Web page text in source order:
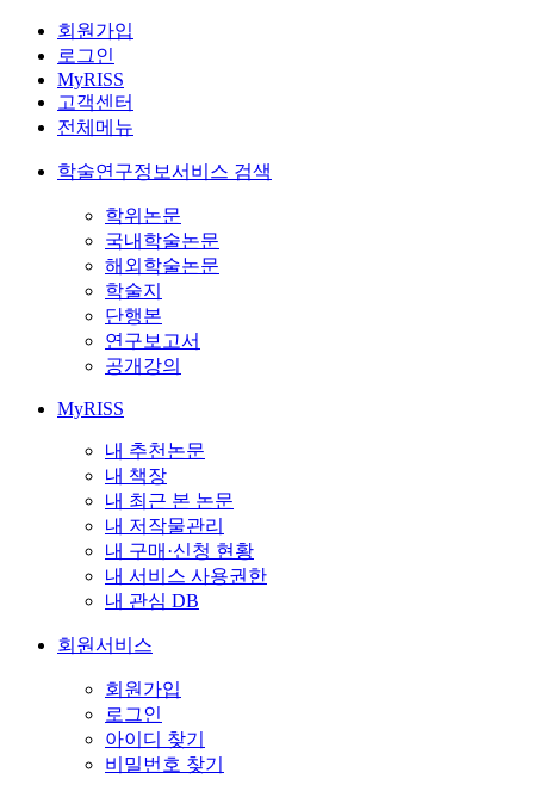
회원가입
로그인
MyRISS
고객센터
전체메뉴
학술연구정보서비스 검색
학위논문
국내학술논문
해외학술논문
학술지
단행본
연구보고서
공개강의
MyRISS
내 추천논문
내 책장
내 최근 본 논문
내 저작물관리
내 구매·신청 현황
내 서비스 사용권한
내 관심 DB
회원서비스
회원가입
로그인
아이디 찾기
비밀번호 찾기